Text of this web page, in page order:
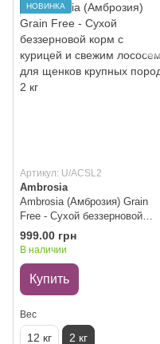
НОВИНКА
Артикул: U/ACSL2
Ambrosia
Ambrosia (Амброзия) Grain
Free - Сухой беззерновой
корм с курицей и свежим
лососем для щенков крупных
999.00 грн
В наличии
Купить
Вес
12 кг 2 кг